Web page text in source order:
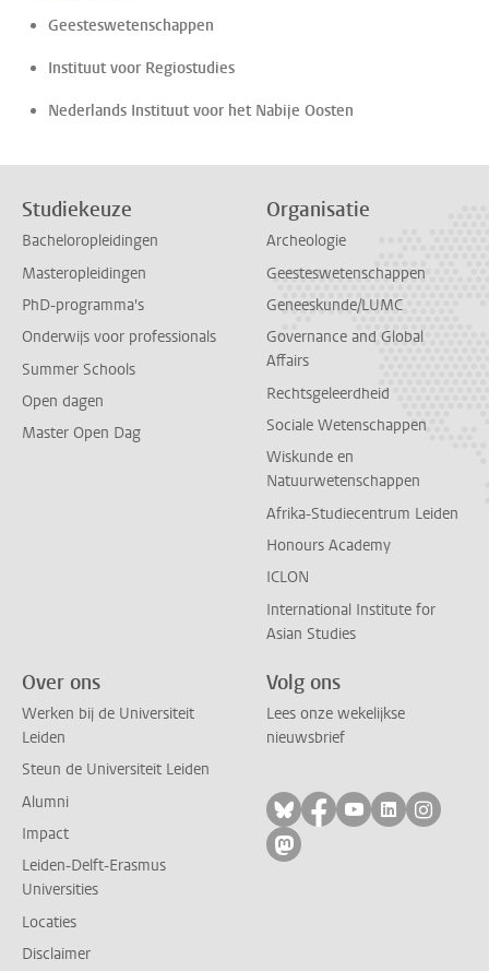
Geesteswetenschappen
Instituut voor Regiostudies
Nederlands Instituut voor het Nabije Oosten
Studiekeuze
Bacheloropleidingen
Masteropleidingen
PhD-programma's
Onderwijs voor professionals
Summer Schools
Open dagen
Master Open Dag
Organisatie
Archeologie
Geesteswetenschappen
Geneeskunde/LUMC
Governance and Global
Affairs
Rechtsgeleerdheid
Sociale Wetenschappen
Wiskunde en
Natuurwetenschappen
Afrika-Studiecentrum Leiden
Honours Academy
ICLON
International Institute for
Asian Studies
Over ons
Werken bij de Universiteit
Leiden
Steun de Universiteit Leiden
Alumni
Impact
Leiden-Delft-Erasmus
Universities
Locaties
Disclaimer
Volg ons
Lees onze wekelijkse
nieuwsbrief
Volg ons op bluesky
Volg ons op
Volg ons op
Volg ons
Volg
Volg ons op mastodon